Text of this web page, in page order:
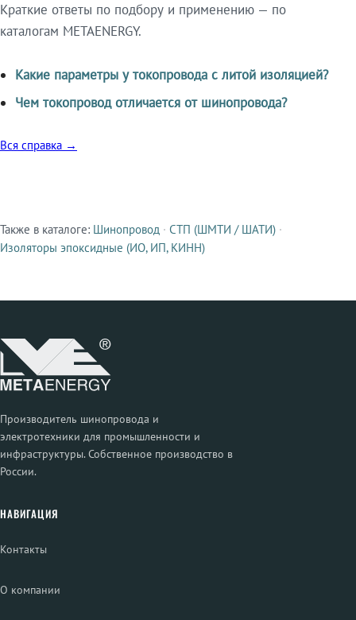
Краткие ответы по подбору и применению — по
каталогам METAENERGY.
Какие параметры у токопровода с литой изоляцией?
Чем токопровод отличается от шинопровода?
Вся справка →
Смежные продукты
Также в каталоге: Шинопровод · СТП (ШМТИ / ШАТИ) ·
Изоляторы эпоксидные (ИО, ИП, КИНН)
Производитель шинопровода и
электротехники для промышленности и
инфраструктуры. Собственное производство в
России.
НАВИГАЦИЯ
Контакты
О компании